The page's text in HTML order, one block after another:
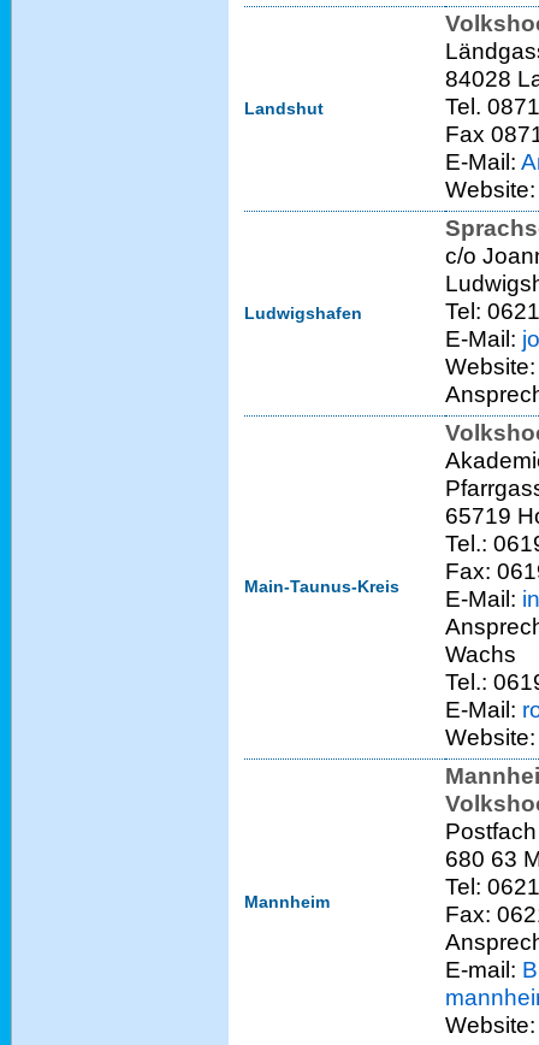
Landshut
84028
Tel.
Fax
E-Mail:
Ludwigshafen
c/o
Tel:
E-Mail:
Main-Taunus-Kreis
65719
Tel.:
Fax:
E-Mail:
Wachs
Tel.:
E-Mail:
Mannheim
680 63
Tel:
Fax:
E-mail: